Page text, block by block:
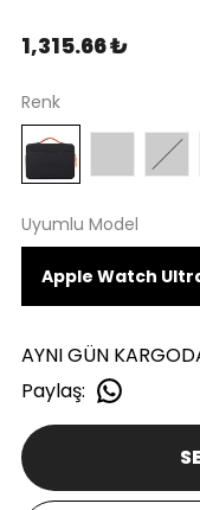
1,315.66 ₺
Renk
Uyumlu Model
Apple Watch
AYNI GÜN
Paylaş: